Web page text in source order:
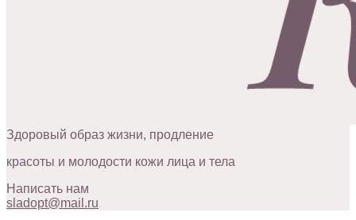
Здоровый образ жизни, продление
красоты и молодости кожи лица и тела
Написать нам
sladopt@mail.ru